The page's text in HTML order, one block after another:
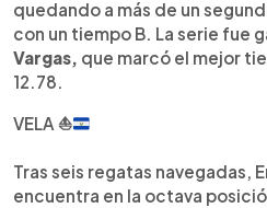
quedando a más de un
con un tiempo B. La serie fue
Vargas, que marcó el mejor
12.78.
VELA ⛵️
Tras seis regatas navegadas,
encuentra en la octava